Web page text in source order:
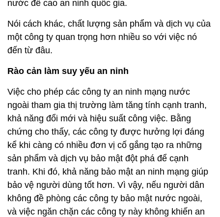
nước đề cao an ninh quốc gia.
Nói cách khác, chất lượng sản phẩm và dịch vụ của
một công ty quan trọng hơn nhiều so với việc nó
đến từ đâu.
Rào cản làm suy yếu an ninh
Việc cho phép các công ty an ninh mạng nước
ngoài tham gia thị trường làm tăng tính cạnh tranh,
khả năng đổi mới và hiệu suất công việc. Bằng
chứng cho thấy, các công ty được hưởng lợi đáng
kể khi càng có nhiều đơn vị cố gắng tạo ra những
sản phẩm và dịch vụ bảo mật đột phá để cạnh
tranh. Khi đó, khả năng bảo mật an ninh mạng giúp
bảo vệ người dùng tốt hơn. Vì vậy, nếu người dân
không đề phòng các công ty bảo mật nước ngoài,
và việc ngăn chặn các công ty này không khiến an